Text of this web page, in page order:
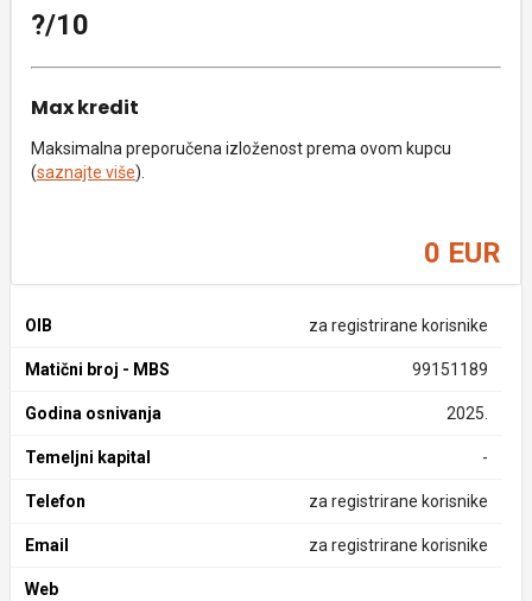
?/10
Max kredit
Maksimalna preporučena izloženost prema ovom kupcu
(saznajte više).
0 EUR
OIB za registrirane korisnike
Matični broj - MBS 99151189
Godina osnivanja 2025.
Temeljni kapital -
Telefon za registrirane korisnike
Email za registrirane korisnike
Web